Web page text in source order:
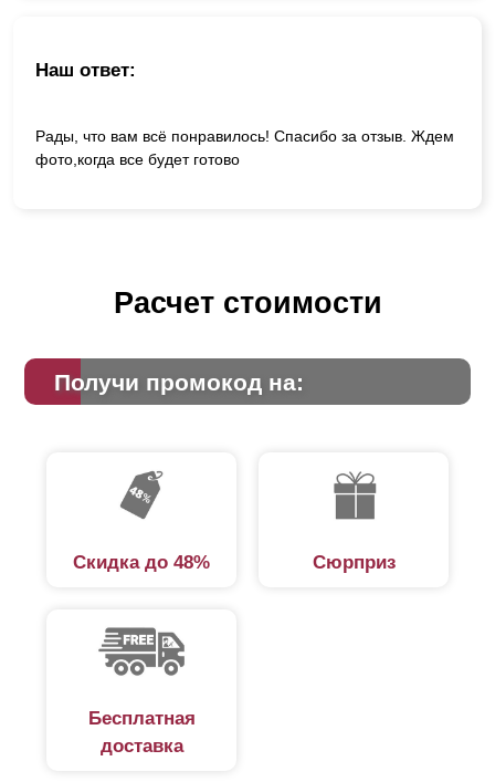
Наш ответ:
Рады, что вам всё понравилось! Спасибо за отзыв. Ждем
фото,когда все будет готово
Расчет стоимости
Получи промокод на:
Скидка до 48% Сюрприз
Бесплатная
доставка